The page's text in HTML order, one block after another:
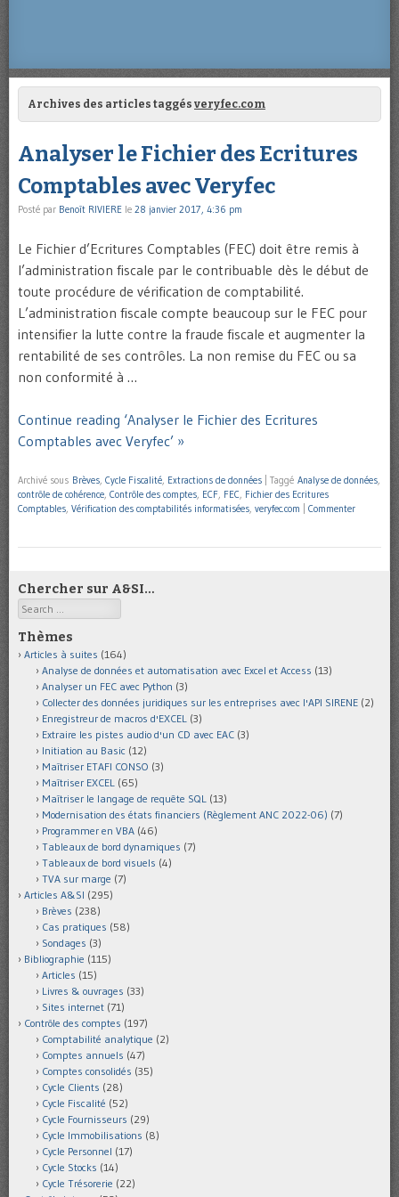
Archives des articles taggés veryfec.com
Analyser le Fichier des Ecritures
Comptables avec Veryfec
Posté par Benoît RIVIERE le 28 janvier 2017, 4:36 pm
Le Fichier d’Ecritures Comptables (FEC) doit être remis à
l’administration fiscale par le contribuable dès le début de
toute procédure de vérification de comptabilité.
L’administration fiscale compte beaucoup sur le FEC pour
intensifier la lutte contre la fraude fiscale et augmenter la
rentabilité de ses contrôles. La non remise du FEC ou sa
non conformité à …
Continue reading ‘Analyser le Fichier des Ecritures
Comptables avec Veryfec’ »
Archivé sous Brèves, Cycle Fiscalité, Extractions de données Taggé Analyse de données,
contrôle de cohérence, Contrôle des comptes, ECF, FEC, Fichier des Ecritures
Comptables, Vérification des comptabilités informatisées, veryfec.com Commenter
Chercher sur A&SI…
Search
Thèmes
Articles à suites (164)
Analyse de données et automatisation avec Excel et Access (13)
Analyser un FEC avec Python (3)
Collecter des données juridiques sur les entreprises avec l'API SIRENE (2)
Enregistreur de macros d'EXCEL (3)
Extraire les pistes audio d'un CD avec EAC (3)
Initiation au Basic (12)
Maîtriser ETAFI CONSO (3)
Maîtriser EXCEL (65)
Maîtriser le langage de requête SQL (13)
Modernisation des états financiers (Règlement ANC 2022-06) (7)
Programmer en VBA (46)
Tableaux de bord dynamiques (7)
Tableaux de bord visuels (4)
TVA sur marge (7)
Articles A&SI (295)
Brèves (238)
Cas pratiques (58)
Sondages (3)
Bibliographie (115)
Articles (15)
Livres & ouvrages (33)
Sites internet (71)
Contrôle des comptes (197)
Comptabilité analytique (2)
Comptes annuels (47)
Comptes consolidés (35)
Cycle Clients (28)
Cycle Fiscalité (52)
Cycle Fournisseurs (29)
Cycle Immobilisations (8)
Cycle Personnel (17)
Cycle Stocks (14)
Cycle Trésorerie (22)